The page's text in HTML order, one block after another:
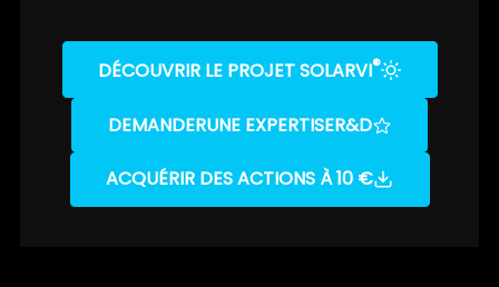
DÉCOUVRIR LE PROJET SOLARVI®
DEMANDERUNE EXPERTISER&D
ACQUÉRIR DES ACTIONS À 10 €